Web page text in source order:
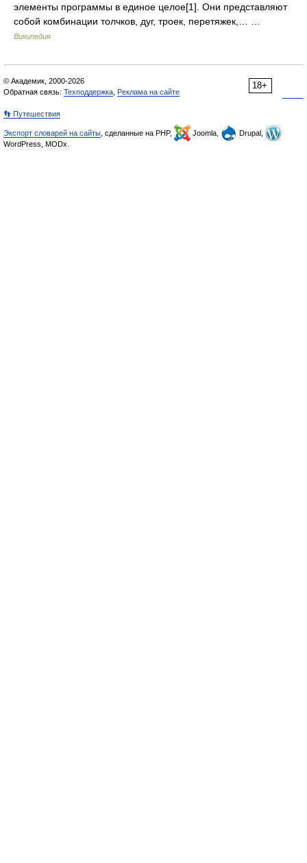
элементы программы в единое целое[1]. Они представляют
собой комбинации толчков, дуг, троек, перетяжек,… …
Википедия
18+
© Академик, 2000-2026
Обратная связь: Техподдержка Реклама на сайте
👣 Путешествия
Экспорт словарей на сайты , сделанные на PHP, Joomla,
Drupal,
WordPress, MODx.